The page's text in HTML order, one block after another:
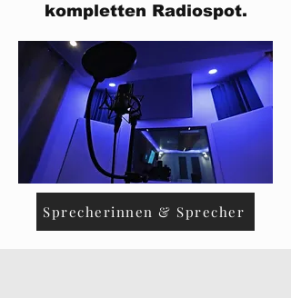
kompletten Radiospot.
Sprecherinnen & Sprecher